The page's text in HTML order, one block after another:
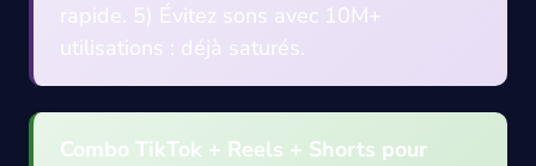
rapide. 5) Évitez sons avec 10M+
utilisations : déjà saturés.
Combo TikTok + Reels + Shorts pour